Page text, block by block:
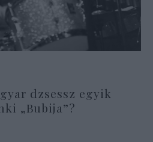
dzsessz egyik
„Bubija”?